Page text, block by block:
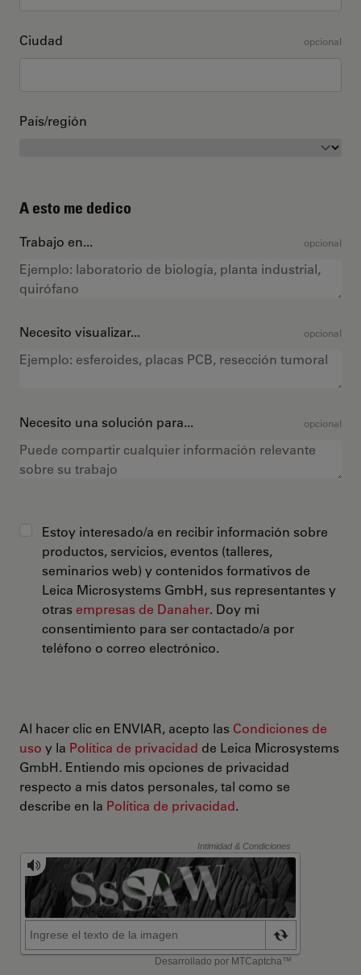
Ciudad opcional
País/región
A esto me dedico
Trabajo en... opcional
Necesito visualizar... opcional
Necesito una solución para... opcional
Estoy interesado/a en recibir información sobre
productos, servicios, eventos (talleres,
seminarios web) y contenidos formativos de
Leica Microsystems GmbH, sus representantes y
otras empresas de Danaher. Doy mi
consentimiento para ser contactado/a por
teléfono o correo electrónico.
Al hacer clic en ENVIAR, acepto las Condiciones de
uso y la Política de privacidad de Leica Microsystems
GmbH. Entiendo mis opciones de privacidad
respecto a mis datos personales, tal como se
describe en la Política de privacidad.